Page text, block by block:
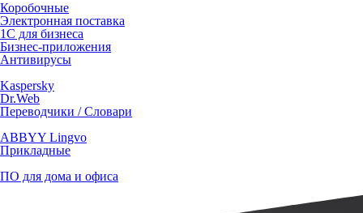
Коробочные
Электронная поставка
1С для бизнеса
Бизнес-приложения
Антивирусы
Kaspersky
Dr.Web
Переводчики / Словари
ABBYY Lingvo
Прикладные
ПО для дома и офиса